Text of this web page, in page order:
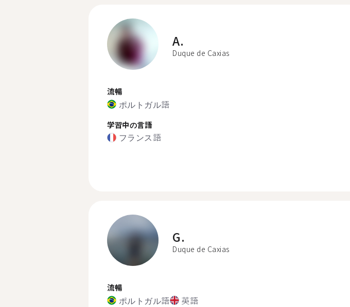
A.
Duque de Caxias
流暢
ポルトガル語
学習中の言語
フランス語
G.
Duque de Caxias
流暢
ポルトガル語 英語